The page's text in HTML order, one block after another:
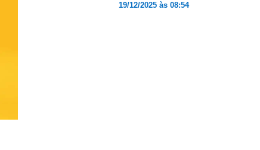
19/12/2025 às 08:54